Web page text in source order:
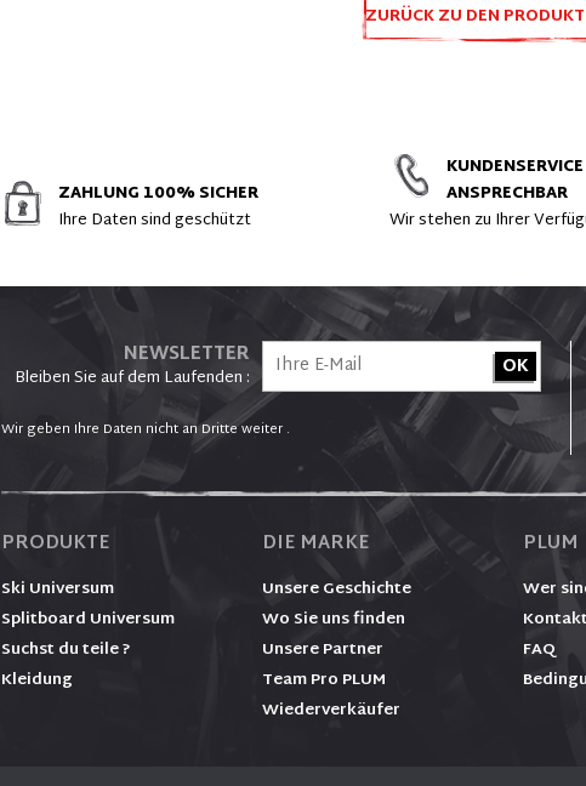
ZURÜCK ZU DEN
ZAHLUNG 100% SICHER
Ihre Daten sind geschützt
KUNDENSERVICE
ANSPRECHBAR
Wir stehen zu Ihrer
NEWSLETTER
Bleiben Sie auf dem Laufenden :
Wir geben Ihre Daten nicht an Dritte weiter .
PRODUKTE
Ski Universum
Splitboard Universum
Suchst du teile ?
Kleidung
DIE MARKE
Unsere Geschichte
Wo Sie uns finden
Unsere Partner
Team Pro PLUM
Wiederverkäufer
PLUM
Wer
FAQ